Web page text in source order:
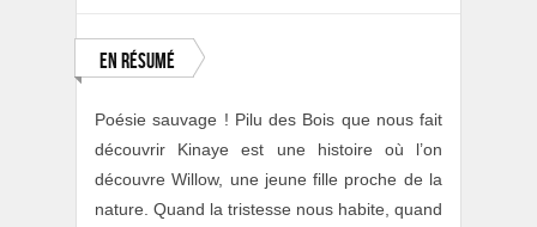
En résumé
Poésie sauvage ! Pilu des Bois que nous fait
découvrir Kinaye est une histoire où l’on
découvre Willow, une jeune fille proche de la
nature. Quand la tristesse nous habite, quand